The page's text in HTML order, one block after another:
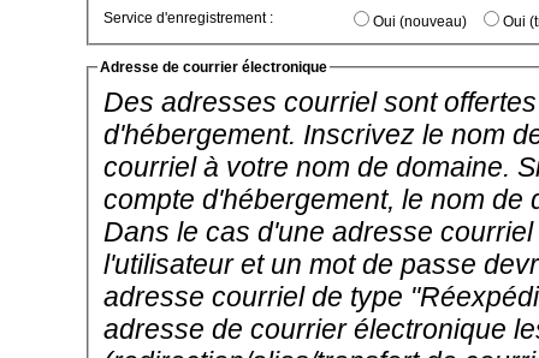
Service d'enregistrement :
Adresse de courrier électronique
Des adresses courriel sont
d'hébergement. Inscrivez le nom
courriel à votre nom de domaine.
compte d'hébergement, le nom de
Dans le cas d'une adresse
l'utilisateur et un mot de passe
adresse courriel de type
adresse de courrier électronique